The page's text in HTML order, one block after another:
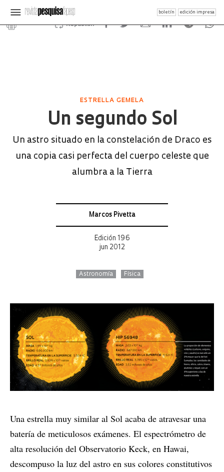
boletín edición impresa
Republish
ESTRELLA GEMELA
Un segundo Sol
Un astro situado en la constelación de Draco es
una copia casi perfecta del cuerpo celeste que
alumbra a la Tierra
Marcos Pivetta
Edición 196
jun 2012
Astronomía Física
Una estrella muy similar al Sol acaba de atravesar una
batería de meticulosos exámenes. El espectrómetro de
alta resolución del Observatorio Keck, en Hawai,
descompuso la luz del astro en sus colores constitutivos